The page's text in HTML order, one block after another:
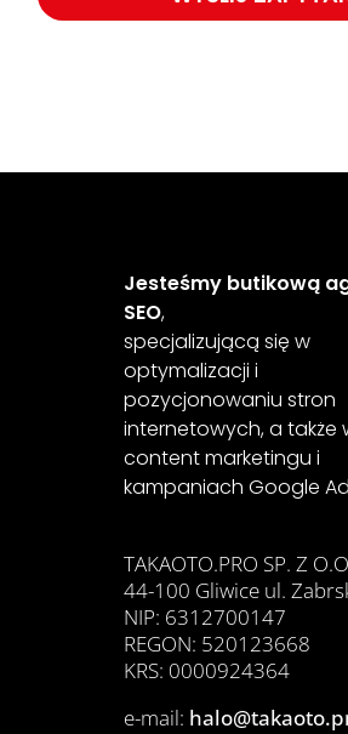
Jesteśmy butikową
SEO,
specjalizującą się w
optymalizacji i
pozycjonowaniu stron
internetowych, a także
content marketingu i
kampaniach Google
TAKAOTO.PRO SP. Z
44-100 Gliwice ul.
NIP: 6312700147
REGON: 520123668
KRS: 0000924364
e-mail: